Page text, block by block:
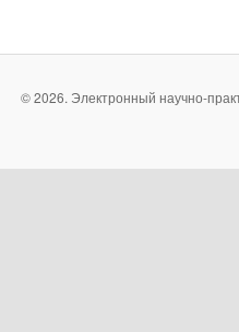
© 2026. Электронный научно-